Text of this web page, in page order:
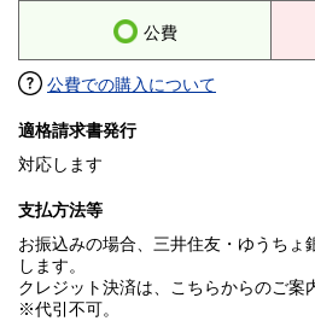
公費
公費での購入について
適格請求書発行
対応します
支払方法等
お振込みの場合、三井住友・ゆうちょ
します。
クレジット決済は、こちらからのご案
※代引不可。